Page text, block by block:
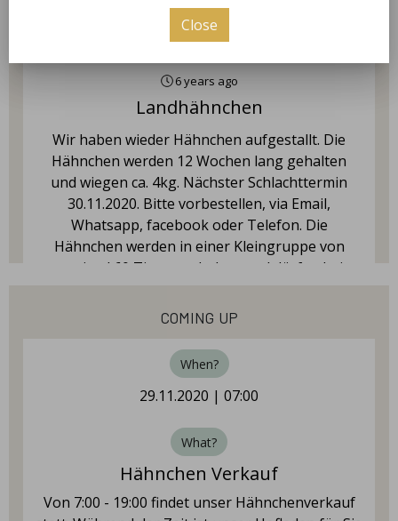
Gut Nienrode
6 years ago
Landhähnchen
Wir haben wieder Hähnchen aufgestallt. Die
Hähnchen werden 12 Wochen lang gehalten
und wiegen ca. 4kg. Nächster Schlachttermin
30.11.2020. Bitte vorbestellen, via Email,
Whatsapp, facebook oder Telefon. Die
Hähnchen werden in einer Kleingruppe von
maximal 60 Tieren gehalten und dürfen bei
Gut Nienrode
6 years ago
Kartoffeln/ Gemüse selber Ernten
Wir bieten ihnen an nach Absprache Kartoffeln
und anderes Gemüse zum selber Ernten an.
coming up
When?
29.11.2020 | 07:00
What?
Hähnchen Verkauf
Von 7:00 - 19:00 findet unser Hähnchenverkauf
Close